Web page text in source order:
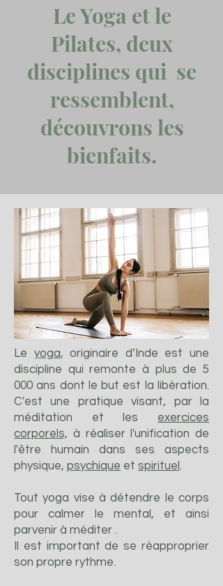
Le Yoga et le
Pilates, deux
disciplines qui se
ressemblent,
découvrons les
bienfaits.
Le
yoga
Le yoga, originaire d’Inde est une
discipline qui remonte à plus de 5
000 ans dont le but est la libération.
C'est une pratique visant, par la
méditation et les exercices
corporels, à réaliser l'unification de
l'être humain dans ses aspects
physique, psychique et spirituel .
Tout yoga vise à détendre le corps
pour calmer le mental, et ainsi
parvenir à méditer .
Il est important de se réapproprier
son propre rythme.